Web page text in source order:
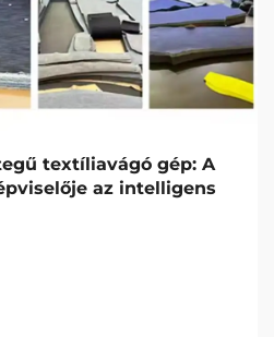
textíliavágó gép: A
az intelligens